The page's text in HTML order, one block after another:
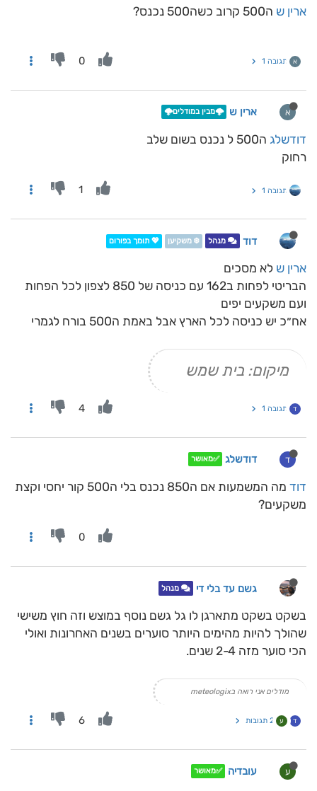
ארין ש ה500 קרוב כשה500 נכנס?
א תגובה 1 0
א ארין ש 🌩️מבין במודלים🌩️
דודשלג ה500 ל נכנס בשום שלב
רחוק
תגובה 1 1
דוד מנהל ❄️ משקיען 💖 תומך בפורום
ארין ש לא מסכים
הבריטי לפחות ב162 עם כניסה של 850 לצפון לכל הפחות
ועם משקעים יפים
אח״כ יש כניסה לכל הארץ אבל באמת ה500 בורח לגמרי
מיקום: בית שמש
ד תגובה 1 4
ד דודשלג ✅מאושר
דוד
מה המשמעות אם ה850 נכנס בלי ה500 קור יחסי וקצת
משקעים?
0
גשם עד בלי די מנהל
בשקט בשקט מתארגן לו גל גשם נוסף במוצש וזה חוץ משישי
שהולך להיות מהימים היותר סוערים בשנים האחרונות ואולי
הכי סוער מזה 2-4 שנים.
מודלים אני רואה בmeteologix
ד ע 2 תגובות 6
ע עובדיה ✅מאושר